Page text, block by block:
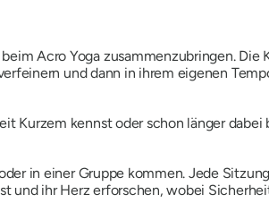
Acro Yoga zusammenzubringen. Die
und dann in ihrem eigenen
Kurzem kennst oder schon länger dabei
in einer Gruppe kommen. Jede
und ihr Herz erforschen, wobei